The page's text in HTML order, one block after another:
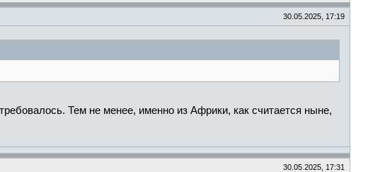
30.05.2025, 17:19
Тем не менее, именно из Африки, как считается ныне,
30.05.2025, 17:31